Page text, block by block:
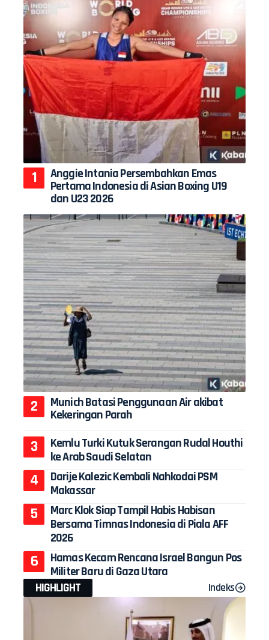
Anggie Intania Persembahkan Emas
Pertama Indonesia di Asian Boxing U19
dan U23 2026
Munich Batasi Penggunaan Air akibat
Kekeringan Parah
Kemlu Turki Kutuk Serangan Rudal Houthi
ke Arab Saudi Selatan
Darije Kalezic Kembali Nahkodai PSM
Makassar
Marc Klok Siap Tampil Habis Habisan
Bersama Timnas Indonesia di Piala AFF
2026
Hamas Kecam Rencana Israel Bangun Pos
Militer Baru di Gaza Utara
HIGHLIGHT
Indeks